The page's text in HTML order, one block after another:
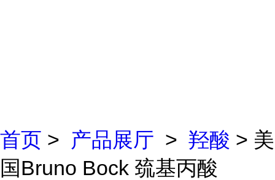
首页 > 产品展厅 > 羟酸 > 美
国Bruno Bock 巯基丙酸